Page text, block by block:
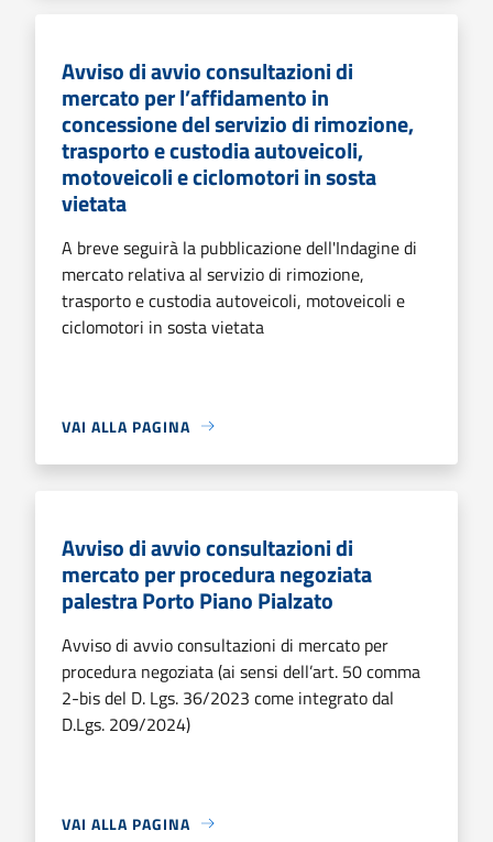
Avviso di avvio consultazioni di
mercato per l’affidamento in
concessione del servizio di rimozione,
trasporto e custodia autoveicoli,
motoveicoli e ciclomotori in sosta
vietata
A breve seguirà la pubblicazione dell'Indagine di
mercato relativa al servizio di rimozione,
trasporto e custodia autoveicoli, motoveicoli e
ciclomotori in sosta vietata
VAI ALLA PAGINA
Avviso di avvio consultazioni di
mercato per procedura negoziata
palestra Porto Piano Pialzato
Avviso di avvio consultazioni di mercato per
procedura negoziata (ai sensi dell’art. 50 comma
2-bis del D. Lgs. 36/2023 come integrato dal
D.Lgs. 209/2024)
VAI ALLA PAGINA